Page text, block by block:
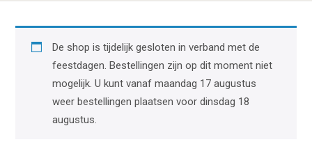
De shop is tijdelijk gesloten in verband met de
feestdagen. Bestellingen zijn op dit moment niet
mogelijk. U kunt vanaf maandag 17 augustus
weer bestellingen plaatsen voor dinsdag 18
augustus.